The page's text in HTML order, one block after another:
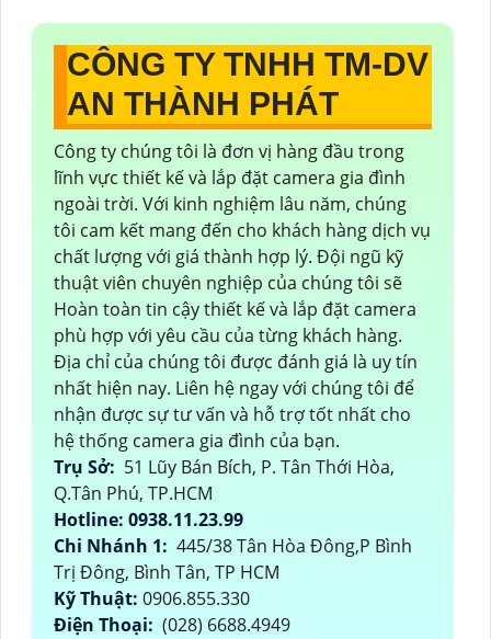
CÔNG TY TNHH TM-DV
AN THÀNH PHÁT
Công ty chúng tôi là đơn vị hàng đầu trong
lĩnh vực thiết kế và lắp đặt camera gia đình
ngoài trời. Với kinh nghiệm lâu năm, chúng
tôi cam kết mang đến cho khách hàng dịch vụ
chất lượng với giá thành hợp lý. Đội ngũ kỹ
thuật viên chuyên nghiệp của chúng tôi sẽ
Hoàn toàn tin cậy thiết kế và lắp đặt camera
phù hợp với yêu cầu của từng khách hàng.
Địa chỉ của chúng tôi được đánh giá là uy tín
nhất hiện nay. Liên hệ ngay với chúng tôi để
nhận được sự tư vấn và hỗ trợ tốt nhất cho
hệ thống camera gia đình của bạn.
Trụ Sở: 51 Lũy Bán Bích, P. Tân Thới Hòa,
Q.Tân Phú, TP.HCM
Hotline: 0938.11.23.99
Chi Nhánh 1: 445/38 Tân Hòa Đông,P Bình
Trị Đông, Bình Tân, TP HCM
Kỹ Thuật: 0906.855.330
Điện Thoại: (028) 6688.4949